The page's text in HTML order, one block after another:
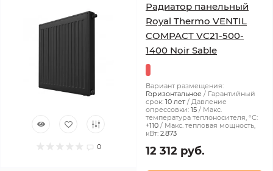
0
Радиатор панельный
Royal Thermo VENTIL
COMPACT VC21-500-
1400 Noir Sable
Вариант размещения:
Горизонтальное
Гарантийный
срок: 10 лет
Давление
опрессовки: 15
Макс.
температура теплоносителя, °С:
+110
Макс. тепловая мощность,
кВт: 2.873
12 312 руб.